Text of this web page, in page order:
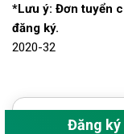
*Lưu ý: Đơn tuyển
đăng ký.
2020-32
Đăng ký